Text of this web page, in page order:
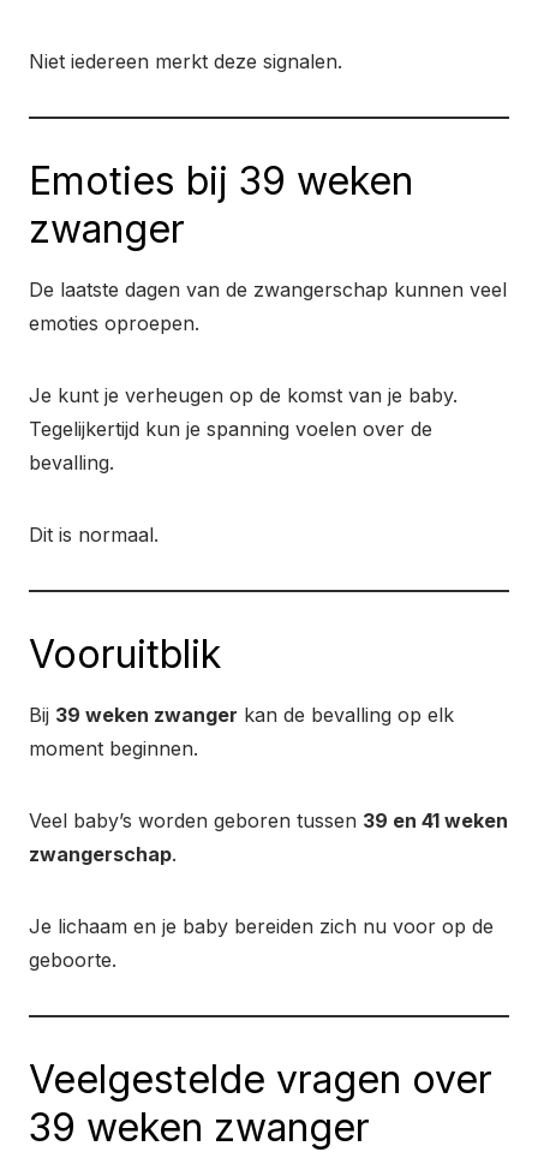
Niet iedereen merkt deze signalen.
Emoties bij 39 weken
zwanger
De laatste dagen van de zwangerschap kunnen veel
emoties oproepen.
Je kunt je verheugen op de komst van je baby.
Tegelijkertijd kun je spanning voelen over de
bevalling.
Dit is normaal.
Vooruitblik
Bij 39 weken zwanger kan de bevalling op elk
moment beginnen.
Veel baby’s worden geboren tussen 39 en 41 weken
zwangerschap.
Je lichaam en je baby bereiden zich nu voor op de
geboorte.
Veelgestelde vragen over
39 weken zwanger